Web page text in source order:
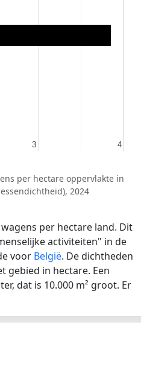
3
3 4
4
per hectare oppervlakte in
2024
per hectare land. Dit
activiteiten" in de
voor België. De dichtheden
gebied in hectare. Een
dat is 10.000 m² groot. Er